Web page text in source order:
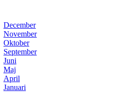
December
November
Oktober
September
Juni
Maj
April
Januari